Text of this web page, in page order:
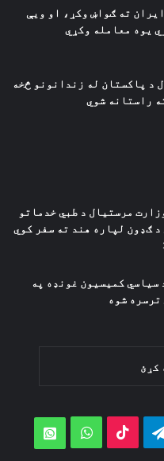
ته ګواښ وکړ، او ویې
یوه معامله وکړي
د پاکستان له زندانونو څخه
راستانه شوي
مرستیال د طبي خدماتو
ګډون لپاره هند ته سفر کوي
سیاسي کمیسیون غونډه په
شوه
کړئ
Telegram
TikTok
WhatsApp